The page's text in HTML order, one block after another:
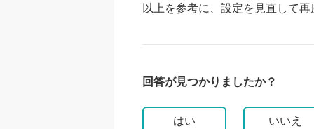
以上を参考に、設定を見直して
回答が見つかりましたか？
はい いいえ